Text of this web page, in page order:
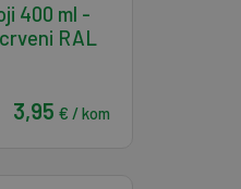
400 ml -
RAL
3,95 € / kom